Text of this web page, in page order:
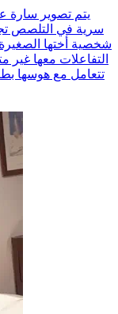
يتم تصوير سارة
سرية في التلصص
شخصية أختها الصغيرة
التفاعلات معها
تتعامل مع هوسها